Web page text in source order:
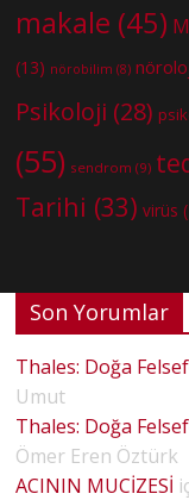
makale (45)
(13) nörobilim (8)
Psikoloji (28)
(55) sendrom (9)
Tarihi (33) virüs
Son Yorumlar
Thales: Doğa
Umut
Thales: Doğa
Ömer Eren Öztürk
ACININ MUCİZESİ